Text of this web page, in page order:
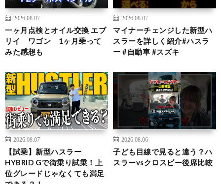
2026.08.07
一ヶ月点検とオイル交換 エブ
リイ ワゴン 1ヶ月乗って
みた感想も
2026.08.07
マイナーチェンジした新型ハ
スラーを詳しく紹介#ハスラ
ー #自動車 #スズキ
2026.08.07
【試乗】新型ハスラー
HYBRID Gで街乗り試乗！上
位グレードじゃなくても満足
2026.08.06
子ども目線で見ると違う？ハ
スラーvsクロスビー後席比較